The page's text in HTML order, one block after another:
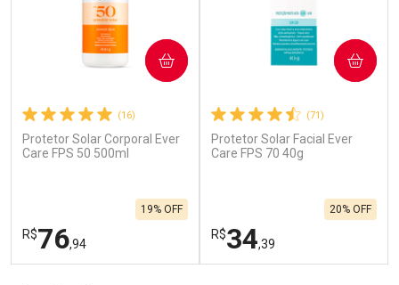
(16)
Protetor Solar Corporal Ever
Care FPS 50 500ml
R$76,94
19% OFF
COMPRAR
(71)
Protetor Solar Facial Ever
Care FPS 70 40g
R$34,39
20% OFF
COMPRAR